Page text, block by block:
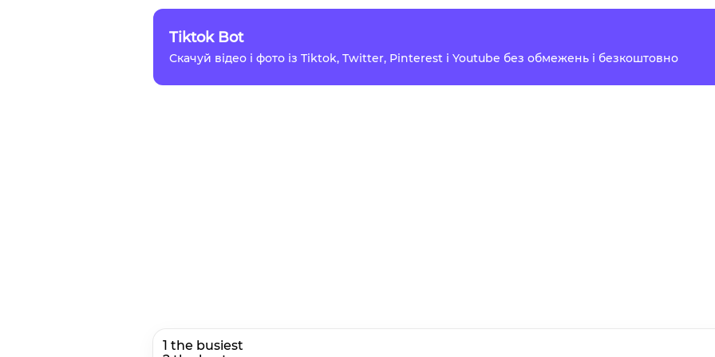
Tiktok Bot
Скачуй відео і фото із Tiktok, Twitter, Pinterest і Youtube без обмежень і безкоштовно
1 the busiest